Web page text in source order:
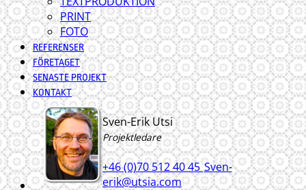
PRINT
FOTO
REFERENSER
FÖRETAGET
SENASTE PROJEKT
KONTAKT
Sven-Erik Utsi
Projektledare
+46 (0)70 512 40 45 Sven-
erik@utsia.com